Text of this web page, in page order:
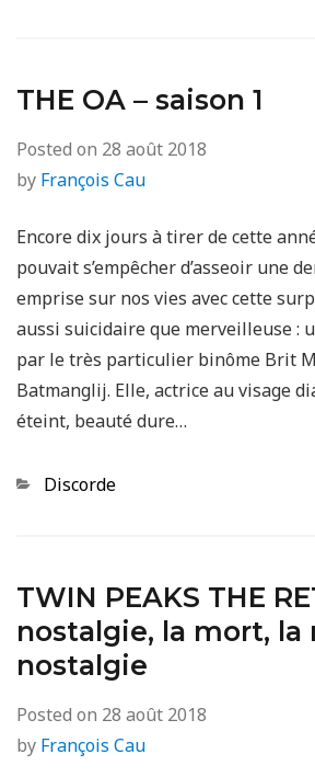
THE OA – saison 1
Posted on 28 août 2018
by François Cau
Encore dix jours à tirer de cette
pouvait s’empêcher d’asseoir une
emprise sur nos vies avec cette
aussi suicidaire que merveilleuse :
par le très particulier binôme Brit
Batmanglij. Elle, actrice au visage
éteint, beauté dure…
Categories
Discorde
TWIN PEAKS THE
nostalgie, la mort, la
nostalgie
Posted on 28 août 2018
by François Cau